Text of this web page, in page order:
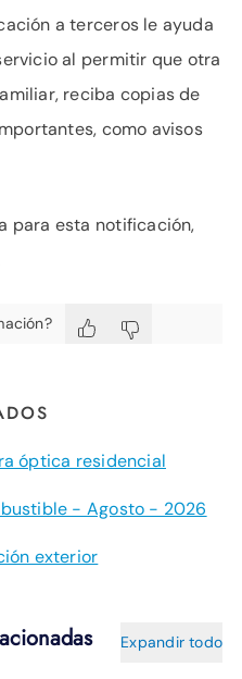
a terceros le ayuda
al permitir que otra
reciba copias de
como avisos
para esta notificación,
óptica residencial
- Agosto - 2026
exterior
Expandir todo